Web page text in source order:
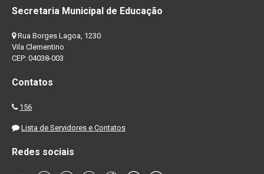
Secretaria Municipal de Educação
Rua Borges Lagoa, 1230
Vila Clementino
CEP: 04038-003
Contatos
156
Lista de Servidores e Contatos
Redes sociais